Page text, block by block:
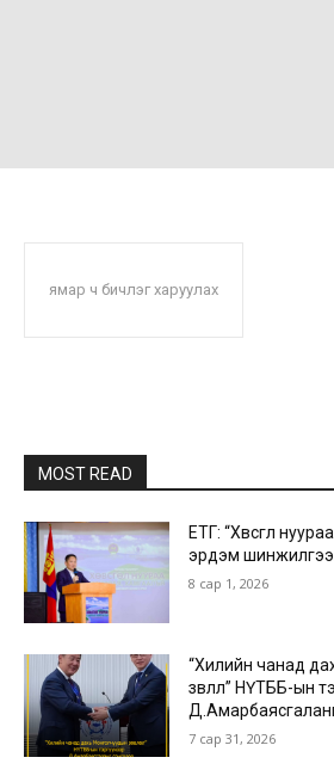
ямар ч бичлэг харуулах
MOST READ
ЕТГ: “Хөвсгөл
эрдэм
8 сар 1, 2026
“Хилийн чанад
зөвлөл” НҮТББ-ын
7 сар 31, 2026